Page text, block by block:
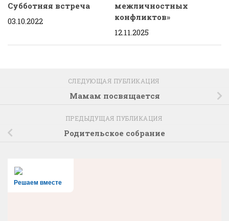
Субботняя встреча
03.10.2022
межличностных
конфликтов»
12.11.2025
СЛЕДУЮЩАЯ ПУБЛИКАЦИЯ
Мамам посвящается
ПРЕДЫДУЩАЯ ПУБЛИКАЦИЯ
Родительское собрание
Решаем вместе